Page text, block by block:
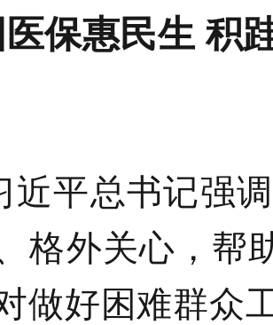
保惠民生 积
平总书记强
格外关心 ，帮
做好困难群众